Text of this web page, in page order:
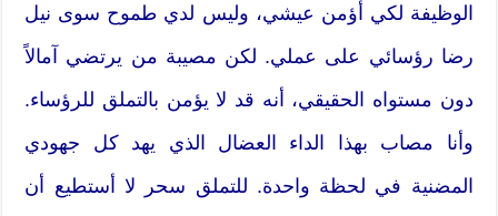
الوظيفة لكي أؤمن عيشي، وليس لدي طموح سوى نيل
رضا رؤسائي على عملي. لكن مصيبة من يرتضي آمالاً
دون مستواه الحقيقي، أنه قد لا يؤمن بالتملق للرؤساء.
وأنا مصاب بهذا الداء العضال الذي يهد كل جهودي
المضنية في لحظة واحدة. للتملق سحر لا أستطيع أن